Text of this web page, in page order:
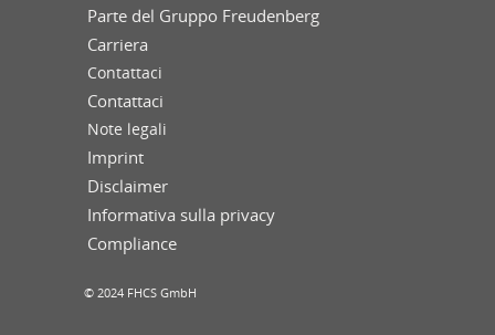
Parte del Gruppo Freudenberg
Carriera
Contattaci
Contattaci
Note legali
Imprint
Disclaimer
Informativa sulla privacy
Compliance
© 2024 FHCS GmbH